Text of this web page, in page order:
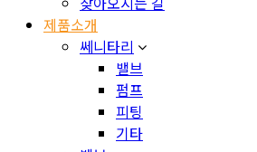
제품소개
쎄니타리
밸브
펌프
피팅
기타